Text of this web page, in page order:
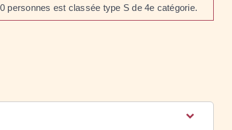
personnes est classée type S de 4e catégorie.